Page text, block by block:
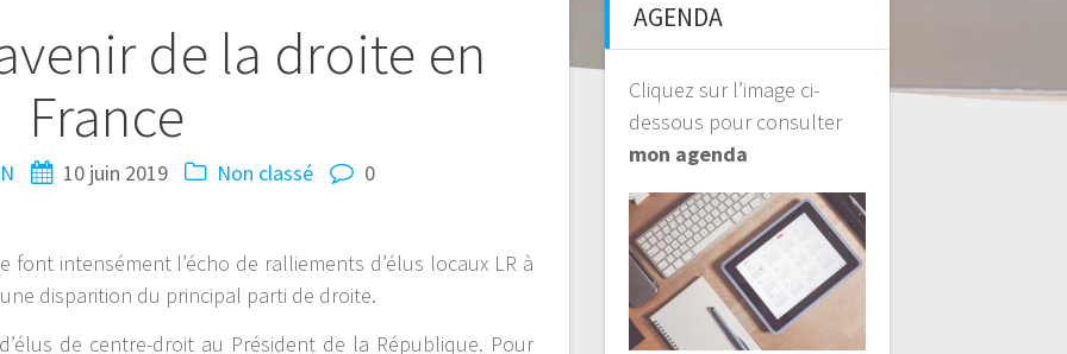
de la droite en
France
10 juin 2019 Non classé
0
font intensément l’écho de ralliements d’élus locaux LR à
disparition du principal parti de droite.
de centre-droit au Président de la République. Pour
AGENDA
Cliquez sur l’image ci-
dessous pour consulter
mon agenda